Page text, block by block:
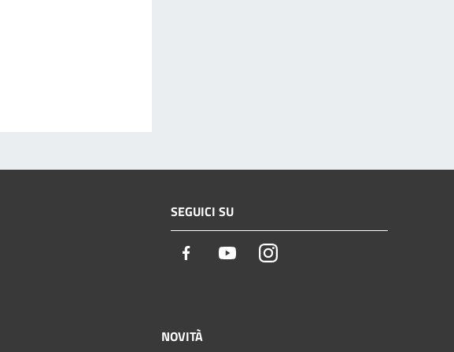
SEGUICI SU
Facebook YoutubeInstagram
NOVITÀ